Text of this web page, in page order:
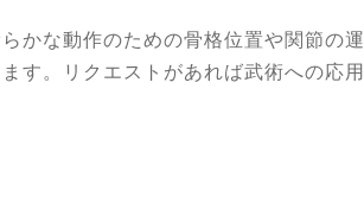
かな動作のための骨格位置や関節の運
す。リクエストがあれば武術への応用